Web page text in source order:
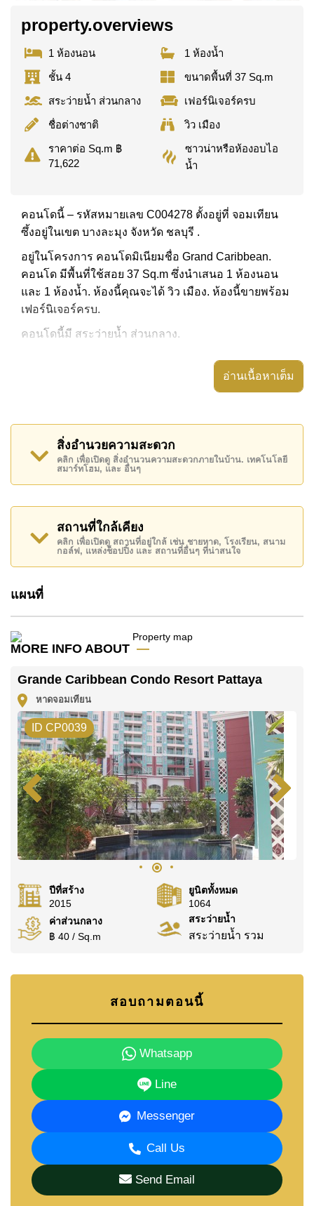
property.overviews
1 ห้องนอน
1 ห้องน้ำ
ชั้น 4
ขนาดพื้นที่ 37 Sq.m
สระว่ายน้ำ ส่วนกลาง
เฟอร์นิเจอร์ครบ
ชื่อต่างชาติ
วิว เมือง
ราคาต่อ Sq.m ฿
71,622
ซาวน่าหรือห้องอบไอ
น้ำ
คอนโดนี้ – รหัสหมายเลข C004278 ตั้งอยู่ที่ จอมเทียน
ซึ้งอยู่ในเขต บางละมุง จังหวัด ชลบุรี .
อยู่ในโครงการ คอนโดมิเนียมชื่อ Grand Caribbean.
คอนโด มีพื้นที่ใช้สอย 37 Sq.m ซึ่งนำเสนอ 1 ห้องนอน
และ 1 ห้องน้ำ. ห้องนี้คุณจะได้ วิว เมือง. ห้องนี้ขายพร้อม
เฟอร์นิเจอร์ครบ.
คอนโดนี้มี สระว่ายน้ำ ส่วนกลาง.
โฉนดอยู่ในนาม ชื่อต่างชาติ .
อ่านเนื้อหาเต็ม
สิ่งอำนวยความสะดวก
คลิก เพื่อเปิดดู สิ่งอำนวนความสะดวกภายในบ้าน. เทคโนโลยี
สมาร์ทโฮม, และ อื่นๆ
สถานที่ใกล้เคียง
คลิก เพื่อเปิดดู สถานที่อยู่ใกล้ เช่น ชายหาด, โรงเรียน, สนาม
กอล์ฟ, แหล่งช็อปปิ้ง และ สถานที่อื่นๆ ที่น่าสนใจ
แผนที่
MORE INFO ABOUT
Grande Caribbean Condo Resort Pattaya
หาดจอมเทียน
ID CP0039
ปีที่สร้าง
2015
ยูนิตทั้งหมด
1064
ค่าส่วนกลาง
฿ 40 / Sq.m
สระว่ายน้ำ
สระว่ายน้ำ รวม
สอบถามตอนนี้
Whatsapp
Line
Messenger
Call Us
Send Email